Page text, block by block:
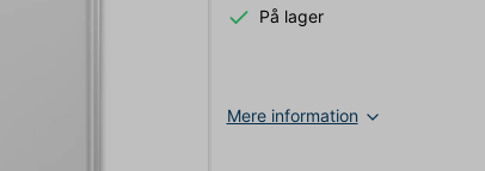
På lager
Mere information